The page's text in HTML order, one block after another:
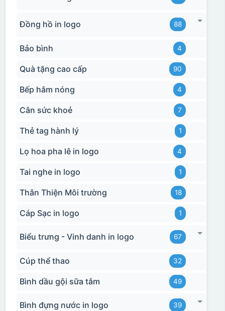
Hộp xi biểu trưng
Đồng hồ in logo 88
Bảo bình 4
Quà tặng cao cấp 90
Bếp hâm nóng 4
Cân sức khoẻ 7
Thẻ tag hành lý 1
Lọ hoa pha lê in logo 4
Tai nghe in logo 1
Thân Thiện Môi trường 18
Cáp Sạc in logo 1
Biểu trưng - Vinh danh in logo 67
Cúp thể thao 32
Bình dầu gội sữa tắm 49
Bình đựng nước in logo 39